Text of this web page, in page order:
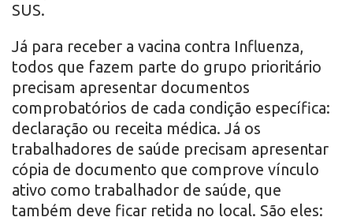
SUS.
Já para receber a vacina contra Influenza,
todos que fazem parte do grupo prioritário
precisam apresentar documentos
comprobatórios de cada condição específica:
declaração ou receita médica. Já os
trabalhadores de saúde precisam apresentar
cópia de documento que comprove vínculo
ativo como trabalhador de saúde, que
também deve ficar retida no local. São eles: